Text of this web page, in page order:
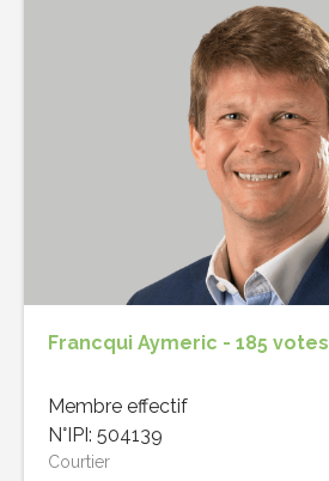
Francqui Aymeric - 185 votes
Membre effectif
N°IPI: 504139
Courtier